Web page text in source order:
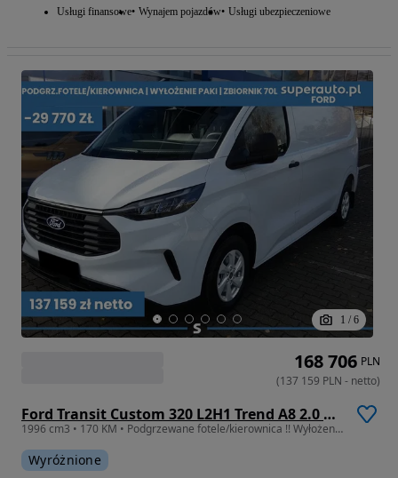
Usługi finansowe Wynajem pojazdów Usługi ubezpieczeniowe
1 / 6
Ford Transit Custom 320 L2H1 Trend A8 2.0 170KM
1996 cm3 • 170 KM • Podgrzewane fotele/kierownica !! Wyłożenie paki !! Zbiornik 70L !!
Wyróżnione
168 706 PLN
(137 159 PLN - netto)